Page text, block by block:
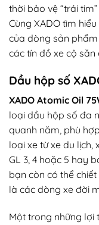
thời bảo vệ “trái
Cùng XADO tìm
của dòng sản
các tín đồ xe cộ săn
Dầu hộp số
XADO Atomic Oil
loại dầu hộp số đa
quanh năm, phù
loại xe từ xe du
GL 3, 4 hoặc 5 hay
bạn còn có thể
là các dòng xe đời
Một trong những lợi